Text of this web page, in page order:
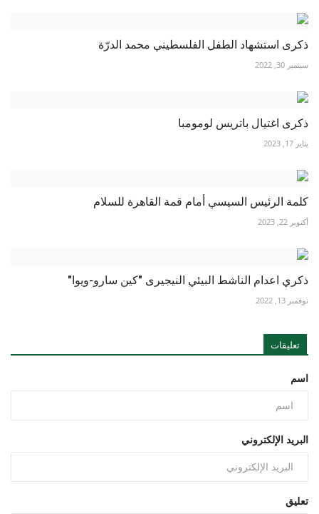
ذكرى استشهاد الطفل الفلسطيني محمد الدرّة
سبتمبر 30, 2022
ذكرى اغتيال باتريس لومومبا
يناير 17, 2023
كلمة الرئيس السيسي أمام قمة القاهرة للسلام
أكتوبر 22, 2023
ذكري اعدام الناشط البيئي النيجيرى "كين سارو-ويوا"
نوفمبر 13, 2022
تعليقات
اسم
البريد الإلكتروني
تعليق